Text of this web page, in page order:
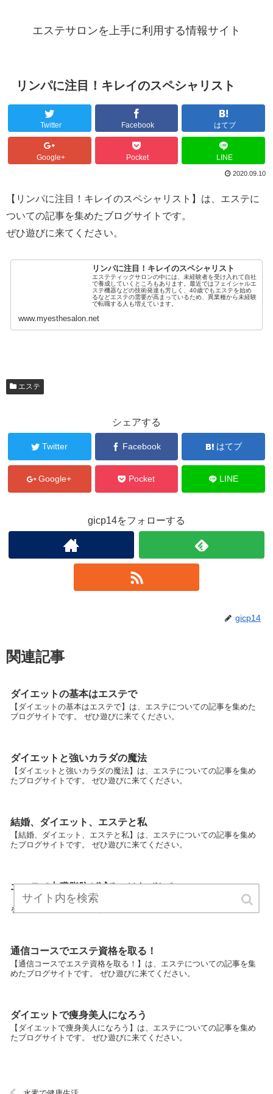
エステサロンを上手に利用する情報サイト
リンパに注目！キレイのスペシャリスト
Twitter Facebook はてブ
Google+ Pocket LINE
2020.09.10
【リンパに注目！キレイのスペシャリスト】は、エステに
ついての記事を集めたブログサイトです。
ぜひ遊びに来てください。
リンパに注目！キレイのスペシャリスト
エステティックサロンの中には、未経験者を受け入れて自社
で養成していくところもあります。最近ではフェイシャルエ
ステ機器などの技術発達も芳しく、40歳でもエステを始め
るなどエステの需要が高まっているため、異業種から未経験
で転職する人も増えています。
www.myesthesalon.net
エステ
シェアする
Twitter Facebook はてブ
Google+ Pocket LINE
gicp14をフォローする
gicp14
関連記事
ダイエットの基本はエステで
【ダイエットの基本はエステで】は、エステについての記事を集めた
ブログサイトです。 ぜひ遊びに来てください。
ダイエットと強いカラダの魔法
【ダイエットと強いカラダの魔法】は、エステについての記事を集め
たブログサイトです。 ぜひ遊びに来てください。
結婚、ダイエット、エステと私
【結婚、ダイエット、エステと私】は、エステについての記事を集め
たブログサイトです。 ぜひ遊びに来てください。
エステで内臓脂肪が減るのはなぜか？
【エステで内臓脂肪が減るのはなぜか？】は、エステについての記事
を集めたブログサイトです。 ぜひ遊びに来てください。
通信コースでエステ資格を取る！
【通信コースでエステ資格を取る！】は、エステについての記事を集
めたブログサイトです。 ぜひ遊びに来てください。
ダイエットで痩身美人になろう
【ダイエットで痩身美人になろう】は、エステについての記事を集め
たブログサイトです。 ぜひ遊びに来てください。